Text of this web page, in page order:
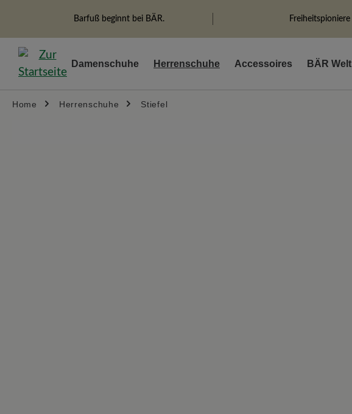
Zur Hauptnavigation springen
Barfuß beginnt bei BÄR. Freiheitspioniere
Damenschuhe Herrenschuhe Accessoires BÄR Welt
Home Herrenschuhe Stiefel